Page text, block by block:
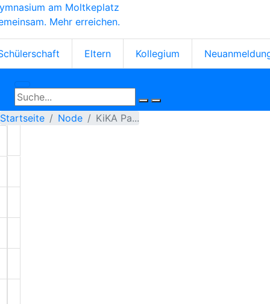
Direkt
zum
Inhalt
am Moltkeplatz
Mehr erreichen.
Eltern Kollegium
Startseite Node KiKA Pa...